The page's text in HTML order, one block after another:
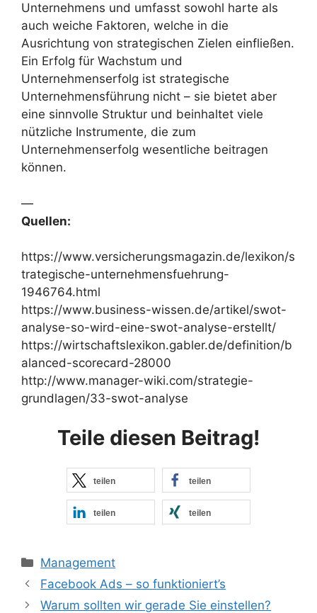
Unternehmens und umfasst sowohl harte als
auch weiche Faktoren, welche in die
Ausrichtung von strategischen Zielen einfließen.
Ein Erfolg für Wachstum und
Unternehmenserfolg ist strategische
Unternehmensführung nicht – sie bietet aber
eine sinnvolle Struktur und beinhaltet viele
nützliche Instrumente, die zum
Unternehmenserfolg wesentliche beitragen
können.
—
Quellen:
https://www.versicherungsmagazin.de/lexikon/s
trategische-unternehmensfuehrung-
1946764.html
https://www.business-wissen.de/artikel/swot-
analyse-so-wird-eine-swot-analyse-erstellt/
https://wirtschaftslexikon.gabler.de/definition/b
alanced-scorecard-28000
http://www.manager-wiki.com/strategie-
grundlagen/33-swot-analyse
Teile diesen Beitrag!
teilen teilen
teilen teilen
Kategorien
Management
Facebook Ads – so funktioniert’s
Warum sollten wir gerade Sie einstellen?